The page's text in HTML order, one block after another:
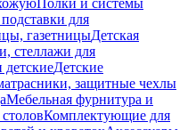
Полки и системы
для
газетницыДетская
стеллажи для
детскиеДетские
защитные чехлы
Мебельная фурнитура и
Комплектующие для